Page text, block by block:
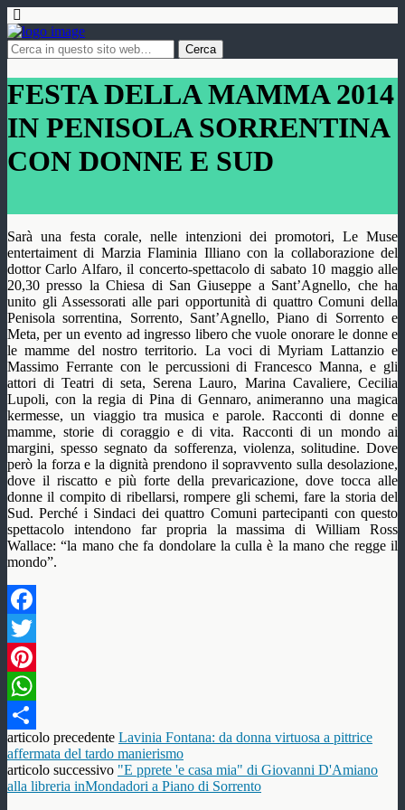
FESTA DELLA MAMMA 2014
IN PENISOLA SORRENTINA
CON DONNE E SUD
Sarà una festa corale, nelle intenzioni dei promotori, Le Muse
entertaiment di Marzia Flaminia Illiano con la collaborazione del
dottor Carlo Alfaro, il concerto-spettacolo di sabato 10 maggio alle
20,30 presso la Chiesa di San Giuseppe a Sant’Agnello, che ha
unito gli Assessorati alle pari opportunità di quattro Comuni della
Penisola sorrentina, Sorrento, Sant’Agnello, Piano di Sorrento e
Meta, per un evento ad ingresso libero che vuole onorare le donne e
le mamme del nostro territorio. La voci di Myriam Lattanzio e
Massimo Ferrante con le percussioni di Francesco Manna, e gli
attori di Teatri di seta, Serena Lauro, Marina Cavaliere, Cecilia
Lupoli, con la regia di Pina di Gennaro, animeranno una magica
kermesse, un viaggio tra musica e parole. Racconti di donne e
mamme, storie di coraggio e di vita. Racconti di un mondo ai
margini, spesso segnato da sofferenza, violenza, solitudine. Dove
però la forza e la dignità prendono il sopravvento sulla desolazione,
dove il riscatto e più forte della prevaricazione, dove tocca alle
donne il compito di ribellarsi, rompere gli schemi, fare la storia del
Sud. Perché i Sindaci dei quattro Comuni partecipanti con questo
spettacolo intendono far propria la massima di William Ross
Wallace: “la mano che fa dondolare la culla è la mano che regge il
mondo”.
Facebook
Twitter
Pinterest
WhatsApp
Condividi
articolo precedente Lavinia Fontana: da donna virtuosa a pittrice
affermata del tardo manierismo
articolo successivo "E pprete 'e casa mia" di Giovanni D'Amiano
alla libreria inMondadori a Piano di Sorrento